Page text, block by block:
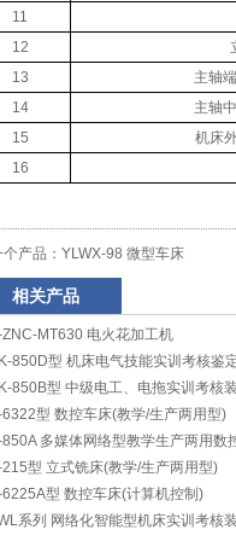
11
12
13
主轴
14
主轴
15
机床
16
产品： YLWX-98 微型车床
相关产品
MT630 电火花加工机
850D型 机床电气技能实训考核鉴
850B型 中级电工、电拖实训考核
型 数控车床(教学/生产两用型)
多媒体网络型教学生产两用数
型 立式铣床(教学/生产两用型)
型 数控车床(计算机控制)
系列 网络化智能型机床实训考核